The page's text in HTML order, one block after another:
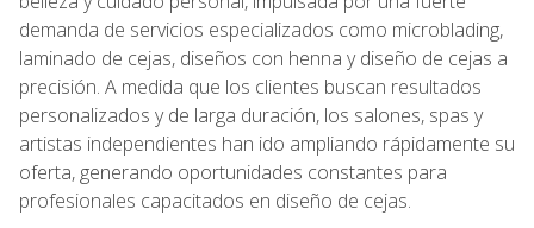
demanda de servicios especializados como microblading,
laminado de cejas, diseños con henna y diseño de cejas a
precisión. A medida que los clientes buscan resultados
personalizados y de larga duración, los salones, spas y
artistas independientes han ido ampliando rápidamente su
oferta, generando oportunidades constantes para
profesionales capacitados en diseño de cejas.